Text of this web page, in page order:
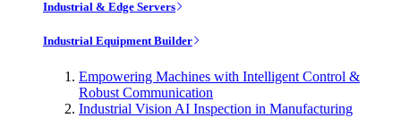
Industrial & Edge Servers
Industrial Equipment Builder
Empowering Machines with Intelligent Control &
Robust Communication
Industrial Vision AI Inspection in Manufacturing